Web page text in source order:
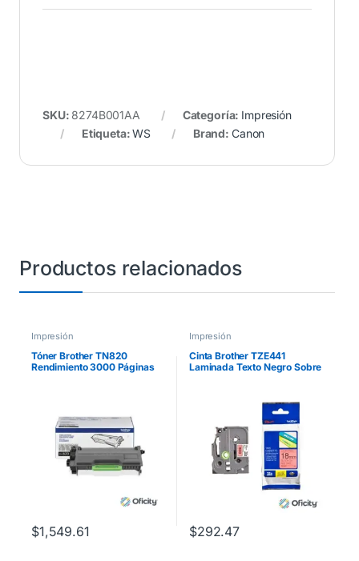
SKU: 8274B001AA Categoría: Impresión
Etiqueta:WS Brand: Canon
Productos relacionados
Impresión
Tóner Brother TN820
Rendimiento 3000 Páginas
$1,549.61
Impresión
Cinta Brother TZE441
Laminada Texto Negro Sobre
$292.47